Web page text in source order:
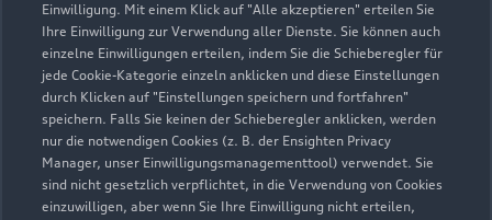
Einwilligung. Mit einem Klick auf "Alle akzeptieren" erteilen Sie
Ihre Einwilligung zur Verwendung aller Dienste. Sie können auch
einzelne Einwilligungen erteilen, indem Sie die Schieberegler für
jede Cookie-Kategorie einzeln anklicken und diese Einstellungen
durch Klicken auf "Einstellungen speichern und fortfahren"
speichern. Falls Sie keinen der Schieberegler anklicken, werden
nur die notwendigen Cookies (z. B. der Ensighten Privacy
Manager, unser Einwilligungsmanagementtool) verwendet. Sie
sind nicht gesetzlich verpflichtet, in die Verwendung von Cookies
einzuwilligen, aber wenn Sie Ihre Einwilligung nicht erteilen,